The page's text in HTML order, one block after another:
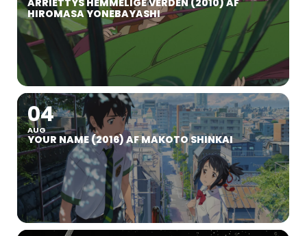
ARRIETTYS HEMMELIGE VERDEN (2010) AF
HIROMASA YONEBAYASHI
04
AUG
YOUR NAME (2016) AF MAKOTO SHINKAI